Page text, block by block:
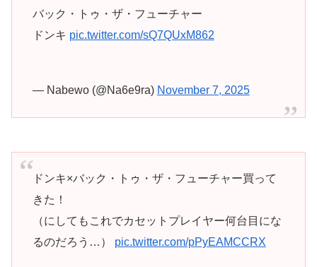
バック・トゥ・ザ・フューチャー
ドンキ pic.twitter.com/sQ7QUxM862
— Nabewo (@Na6e9ra) November 7, 2025
ドンキ×バック・トゥ・ザ・フューチャー買って
きた！
（にしてもこれでカセットプレイヤー何台目にな
るのだろう…） pic.twitter.com/pPyEAMCCRX